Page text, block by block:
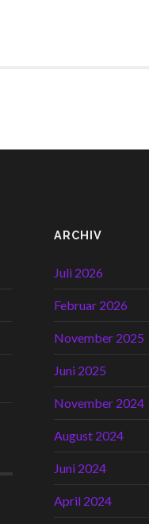
ARCHIV
Juli 2026
Februar 2026
November 2025
Juni 2025
November 2024
August 2024
Juni 2024
April 2024